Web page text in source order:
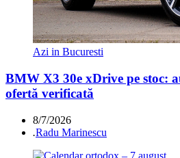
Azi in Bucuresti
BMW X3 30e xDrive pe stoc:
ofertă verificată
8/7/2026
.Radu Marinescu